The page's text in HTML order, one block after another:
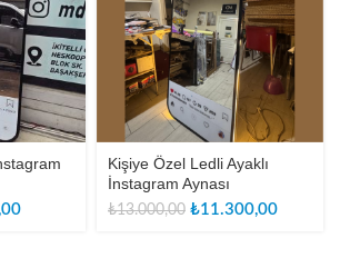
Şu
Kişiye Özel Ledli Ayaklı
İnstagram Aynası
₺13.000,00 Orijinal
₺11.300,00Şu